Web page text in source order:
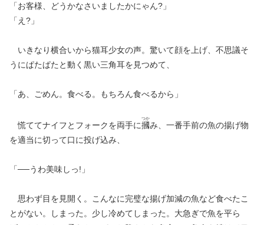
「お客様、どうかなさいましたかにゃん?」
「え?」
いきなり横合いから猫耳少女の声。驚いて顔を上げ、不思議そ
うにぱたぱたと動く黒い三角耳を見つめて、
「あ、ごめん。食べる。もちろん食べるから」
慌ててナイフとフォークを両手に摑
つか
み、一番手前の魚の揚げ物
を適当に切って口に投げ込み、
「──うわ美味しっ!」
思わず目を見開く。こんなに完璧な揚げ加減の魚など食べたこ
とがない。しまった。少し冷めてしまった。大急ぎで魚を平ら